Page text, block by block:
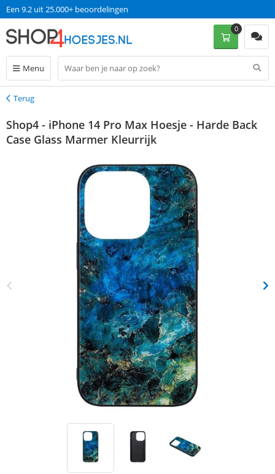
Een 9.2 uit 25.000+ beoordelingen
Menu
0
Terug
Terug
Shop4 - iPhone 14 Pro Max Hoesje - Harde Back
Case Glass Marmer Kleurrijk